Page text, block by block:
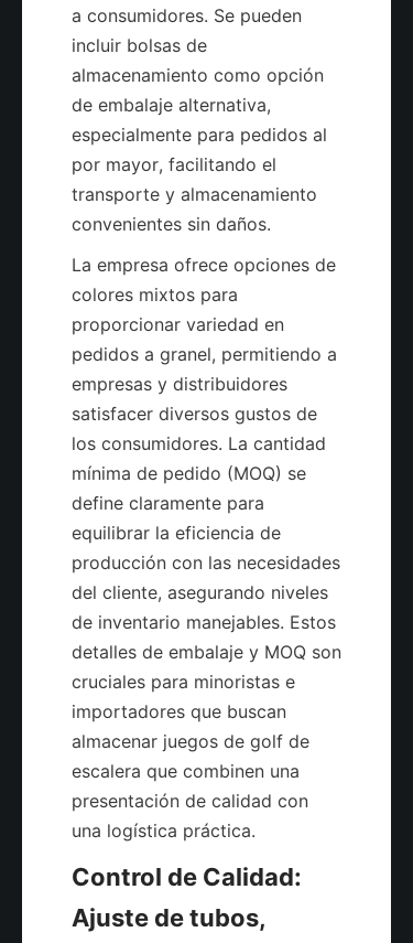
a consumidores. Se pueden
incluir bolsas de
almacenamiento como opción
de embalaje alternativa,
especialmente para pedidos al
por mayor, facilitando el
transporte y almacenamiento
La empresa ofrece opciones de
colores mixtos para
proporcionar variedad en
pedidos a granel, permitiendo a
empresas y distribuidores
satisfacer diversos gustos de
los consumidores. La cantidad
mínima de pedido (MOQ) se
define claramente para
equilibrar la eficiencia de
producción con las necesidades
del cliente, asegurando niveles
de inventario manejables. Estos
detalles de embalaje y MOQ son
cruciales para minoristas e
importadores que buscan
almacenar juegos de golf de
escalera que combinen una
presentación de calidad con
Control de Calidad:
Ajuste de tubos,